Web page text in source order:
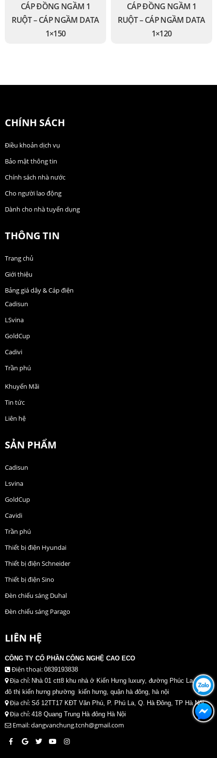
CÁP ĐỒNG NGẦM 1
RUỘT – CÁP NGẦM DATA
1×150
CÁP ĐỒNG NGẦM 1
RUỘT – CÁP NGẦM DATA
1×120
CHÍNH SÁCH
Điều khoản dịch vụ
Bảo mật thông tin
Chính sách nhà nước
Cho người lao động
Dành cho nhà tuyển dụng
THÔNG TIN
Trang chủ
Giới thiệu
Bảng giá dây & Cáp điện
Cadisun
LSvina
GoldCup
Cadivi
Trần phú
Khuyến Mãi
Tin tức
Liên hệ
SẢN PHẨM
Cadisun
Lsvina
GoldCup
Cavidi
Trần phú
Thiết bị điện Hyundai
Thiết bị điện Schneider
Thiết bị điện Sino
Đèn chiếu sáng Duhal
Đèn chiếu sáng Parago
LIÊN HỆ
CÔNG TY CỔ PHẦN CÔNG NGHỆ CAO ECO
Điện thoại: 0839193838
Địa chỉ: Nhà 01 ctt8 khu nhà ở Kiến Hưng luxury, đường Phúc La, khu
đô thị kiến hưng phường kiến hưng, quận hà đông, hà nội
Địa chỉ: Số 12TT17 KĐT Văn Phú, P. Phú La, Q. Hà Đông, TP Hà Nội
Địa chỉ: 418 Quang Trung Hà đông Hà Nội
Email: dangvanchung.tcnh@gmail.com